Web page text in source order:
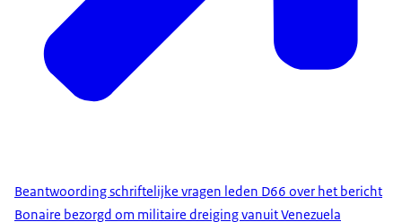
Beantwoording schriftelijke vragen leden D66 over het bericht
Bonaire bezorgd om militaire dreiging vanuit Venezuela